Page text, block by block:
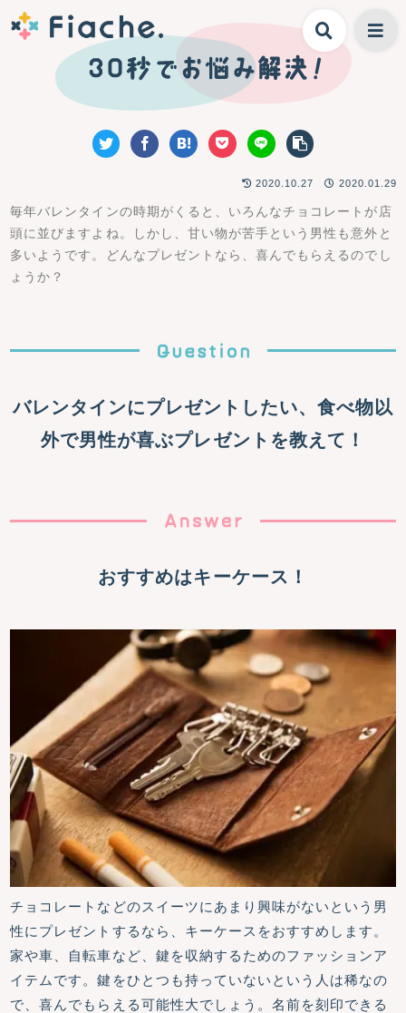
2020.10.27 2020.01.29
毎年バレンタインの時期がくると、いろんなチョコレートが店
頭に並びますよね。しかし、甘い物が苦手という男性も意外と
多いようです。どんなプレゼントなら、喜んでもらえるのでし
ょうか？
バレンタインにプレゼントしたい、食べ物以
外で男性が喜ぶプレゼントを教えて！
おすすめはキーケース！
チョコレートなどのスイーツにあまり興味がないという男
性にプレゼントするなら、キーケースをおすすめします。
家や車、自転車など、鍵を収納するためのファッションア
イテムです。鍵をひとつも持っていないという人は稀なの
で、喜んでもらえる可能性大でしょう。名前を刻印できる